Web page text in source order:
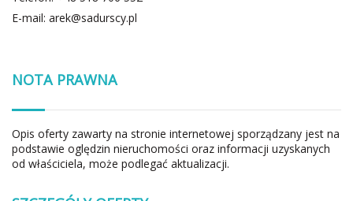
E-mail: arek@sadurscy.pl
NOTA PRAWNA
Opis oferty zawarty na stronie internetowej sporządzany jest na
podstawie oględzin nieruchomości oraz informacji uzyskanych
od właściciela, może podlegać aktualizacji.